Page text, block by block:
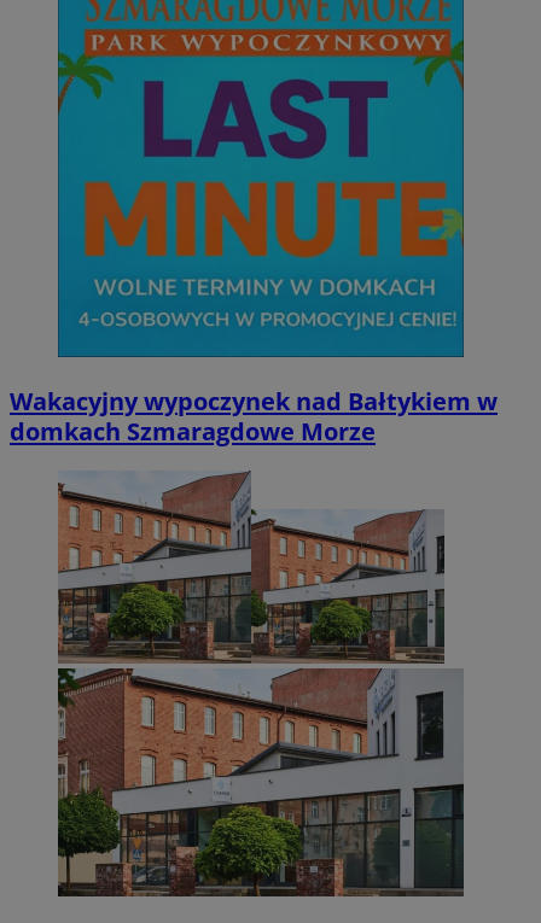
Wakacyjny wypoczynek nad Bałtykiem w
domkach Szmaragdowe Morze